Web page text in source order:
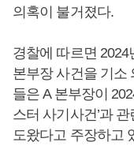
의혹이 불거졌다.
경찰에 따르면
본부장 사건을 기소
들은 A 본부장이
스터 사기사건’과
도왔다고 주장하고